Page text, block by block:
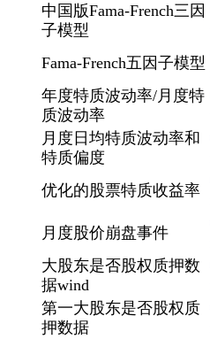
中国版Fama-French三因
子模型
Fama-French五因子模型
年度特质波动率/月度特
质波动率
月度日均特质波动率和
特质偏度
优化的股票特质收益率
月度股价崩盘事件
大股东是否股权质押数
据wind
第一大股东是否股权质
押数据